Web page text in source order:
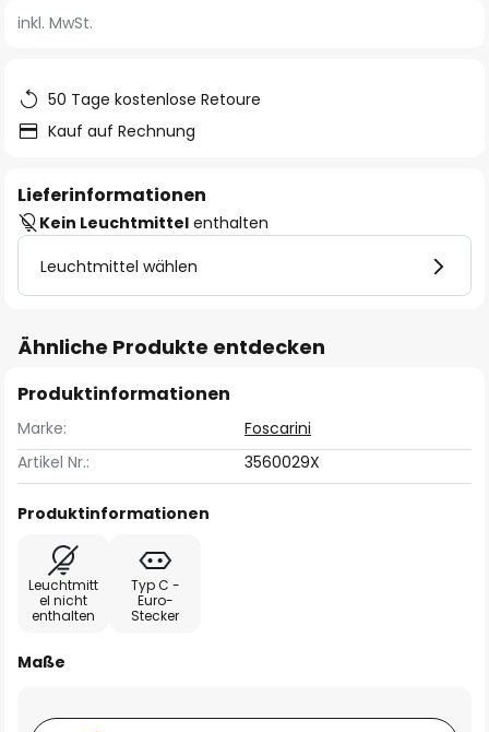
springen
inkl. MwSt.
50 Tage kostenlose Retoure
Kauf auf Rechnung
Lieferinformationen
Kein Leuchtmittel enthalten
Leuchtmittel wählen
Ähnliche Produkte entdecken
Produktinformationen
Marke:
Foscarini
Artikel Nr.:
3560029X
Produktinformationen
Leuchtmitt
el nicht
enthalten
Typ C -
Euro-
Stecker
Maße